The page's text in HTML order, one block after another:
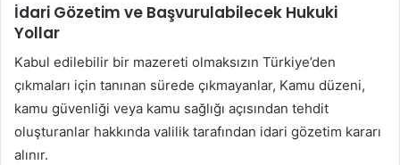
İdari Gözetim ve Başvurulabilecek Hukuki
Yollar
Kabul edilebilir bir mazereti olmaksızın Türkiye’den
çıkmaları için tanınan sürede çıkmayanlar, Kamu düzeni,
kamu güvenliği veya kamu sağlığı açısından tehdit
oluşturanlar hakkında valilik tarafından idari gözetim kararı
alınır.